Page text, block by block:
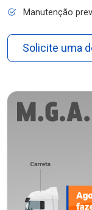
Manutenção
Solicite uma